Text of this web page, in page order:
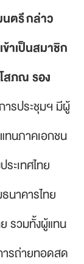
นตรีกล่าว
าเป็นสมาชิก
ภณ รอง
ารประชุมฯ มีผู้
ทนภาคเอกชน
ะเทศไทย
นาคารไทย
รวมทั้งผู้แทน
ารถ่ายทอดสด